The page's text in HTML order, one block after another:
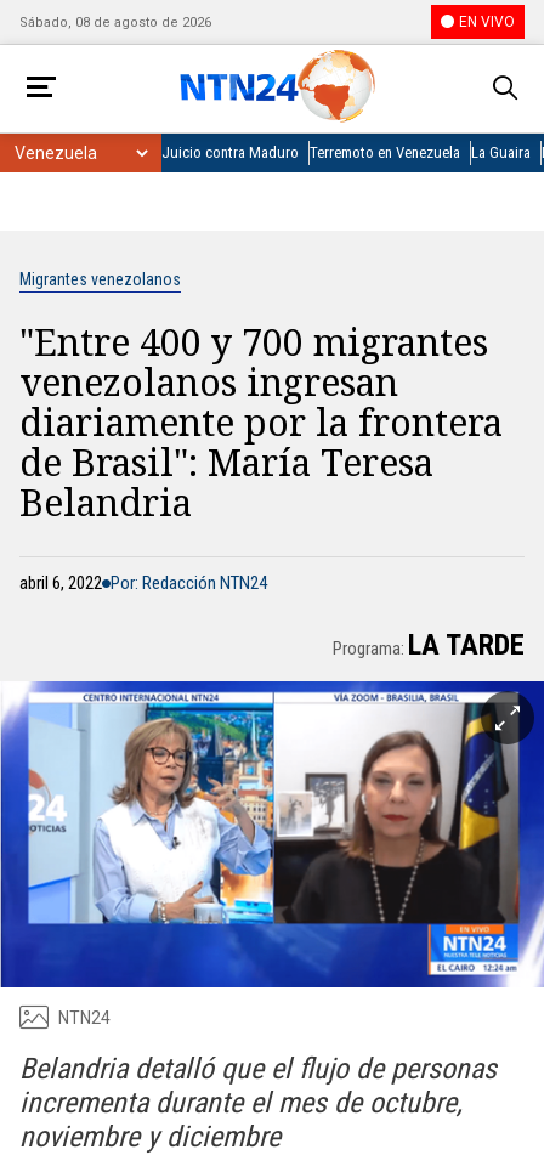
Sábado, 08 de agosto de 2026 EN VIVO
Juicio contra Maduro Terremoto en Venezuela La Guaira
Migrantes venezolanos
"Entre 400 y 700 migrantes
venezolanos ingresan
diariamente por la frontera
de Brasil": María Teresa
Belandria
abril 6, 2022 Por: Redacción NTN24
Programa: LA TARDE
NTN24
Belandria detalló que el flujo de personas
incrementa durante el mes de octubre,
noviembre y diciembre